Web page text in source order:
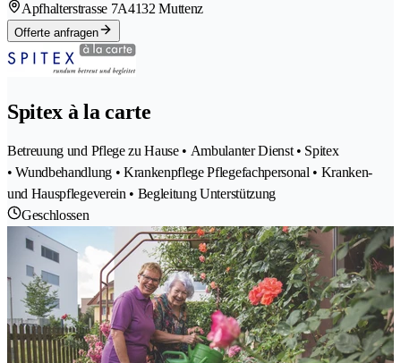
Apfhalterstrasse 7A4132 Muttenz
Offerte anfragen
Spitex à la carte
Betreuung und Pflege zu Hause • Ambulanter Dienst • Spitex
• Wundbehandlung • Krankenpflege Pflegefachpersonal • Kranken-
und Hauspflegeverein • Begleitung Unterstützung
Geschlossen